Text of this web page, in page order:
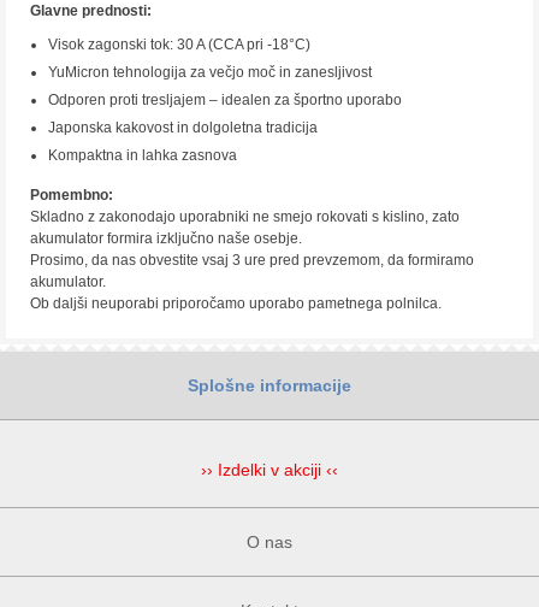
Glavne prednosti:
Visok zagonski tok: 30 A (CCA pri -18°C)
YuMicron tehnologija za večjo moč in zanesljivost
Odporen proti tresljajem – idealen za športno uporabo
Japonska kakovost in dolgoletna tradicija
Kompaktna in lahka zasnova
Pomembno:
Skladno z zakonodajo uporabniki ne smejo rokovati s kislino, zato
akumulator formira izključno naše osebje.
Prosimo, da nas obvestite vsaj 3 ure pred prevzemom, da formiramo
akumulator.
Ob daljši neuporabi priporočamo uporabo pametnega polnilca.
Splošne informacije
›› Izdelki v akciji ‹‹
O nas